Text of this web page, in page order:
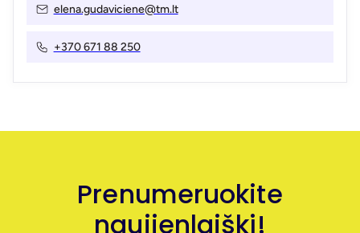
elena.gudaviciene@tm.lt
+370 671 88 250
Prenumeruokite
naujienlaiškį!